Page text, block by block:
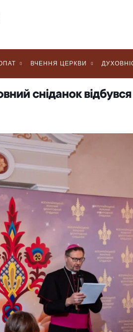
ВЧЕННЯ ЦЕРКВИ
сніданок відбувся